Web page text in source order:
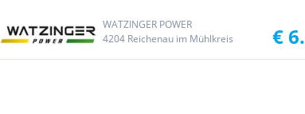
WATZINGER POWER
4204 Reichenau im Mühlkreis
€